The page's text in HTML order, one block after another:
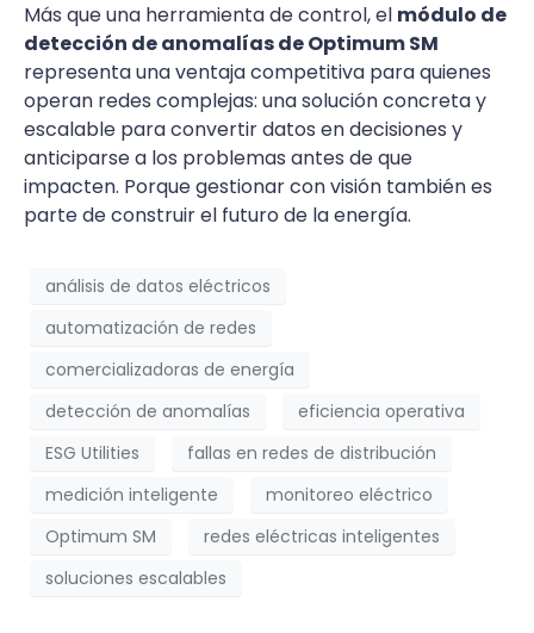
Más que una herramienta de control, el módulo de
detección de anomalías de Optimum SM
representa una ventaja competitiva para quienes
operan redes complejas: una solución concreta y
escalable para convertir datos en decisiones y
anticiparse a los problemas antes de que
impacten. Porque gestionar con visión también es
parte de construir el futuro de la energía.
análisis de datos eléctricos
automatización de redes
comercializadoras de energía
detección de anomalías
eficiencia operativa
ESG Utilities
fallas en redes de distribución
medición inteligente
monitoreo eléctrico
Optimum SM
redes eléctricas inteligentes
soluciones escalables